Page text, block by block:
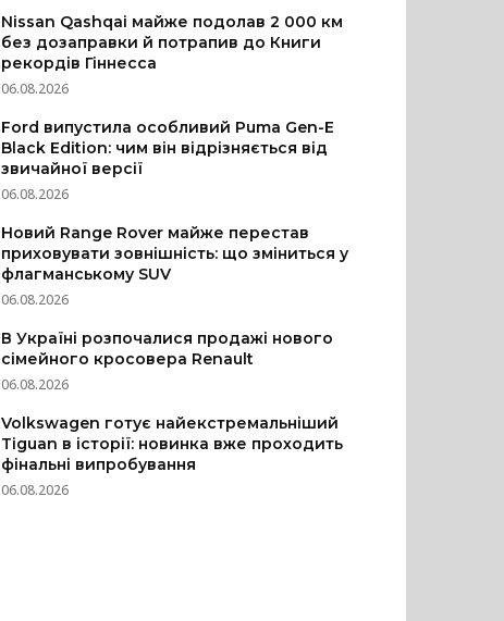
Nissan Qashqai майже подолав 2 000 км
без дозаправки й потрапив до Книги
рекордів Гіннесса
06.08.2026
Ford випустила особливий Puma Gen-E
Black Edition: чим він відрізняється від
звичайної версії
06.08.2026
Новий Range Rover майже перестав
приховувати зовнішність: що зміниться у
флагманському SUV
06.08.2026
В Україні розпочалися продажі нового
сімейного кросовера Renault
06.08.2026
Volkswagen готує найекстремальніший
Tiguan в історії: новинка вже проходить
фінальні випробування
06.08.2026